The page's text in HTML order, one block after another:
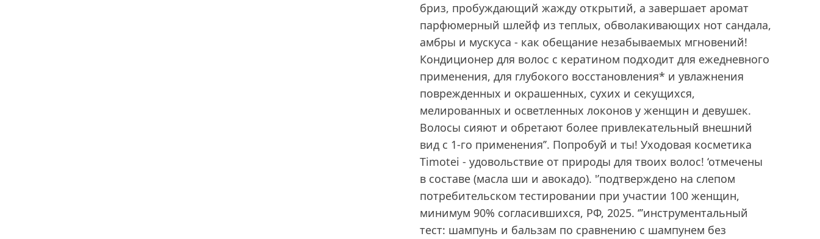
бриз, пробуждающий жажду открытий, а завершает аромат
парфюмерный шлейф из теплых, обволакивающих нот сандала,
амбры и мускуса - как обещание незабываемых мгновений!
Кондиционер для волос с кератином подходит для ежедневного
применения, для глубокого восстановления* и увлажнения
поврежденных и окрашенных, сухих и секущихся,
мелированных и осветленных локонов у женщин и девушек.
Волосы сияют и обретают более привлекательный внешний
вид с 1-го применения’’. Попробуй и ты! Уходовая косметика
Timotei - удовольствие от природы для твоих волос! ‘отмечены
в составе (масла ши и авокадо). '’подтверждено на слепом
потребительском тестировании при участии 100 женщин,
минимум 90% согласившихся, РФ, 2025. ‘’’инструментальный
тест: шампунь и бальзам по сравнению с шампунем без